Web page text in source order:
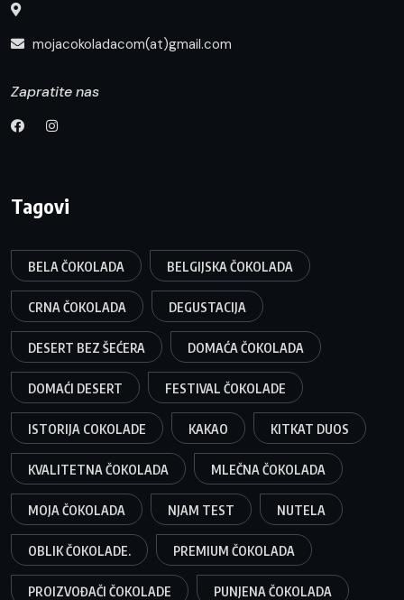
mojacokoladacom(at)gmail.com
Zapratite nas
Tagovi
BELA ČOKOLADA BELGIJSKA ČOKOLADA
CRNA ČOKOLADA DEGUSTACIJA
DESERT BEZ ŠEĆERA DOMAĆA ČOKOLADA
DOMAĆI DESERT FESTIVAL ČOKOLADE
ISTORIJA COKOLADE KAKAO KITKAT DUOS
KVALITETNA ČOKOLADA MLEČNA ČOKOLADA
MOJA ČOKOLADA NJAM TEST NUTELA
OBLIK ČOKOLADE. PREMIUM ČOKOLADA
PROIZVOĐAČI ČOKOLADE PUNJENA ČOKOLADA